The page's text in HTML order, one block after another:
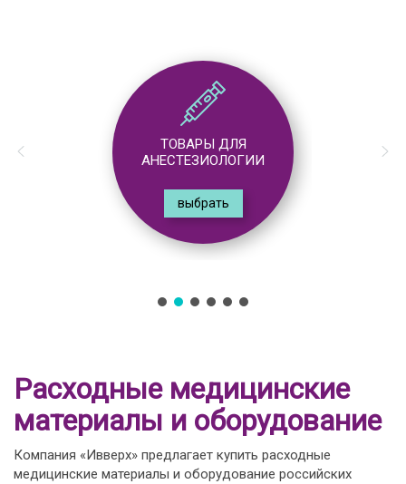
ТОВАРЫ ДЛЯ
АНЕСТЕЗИОЛОГИИ
выбрать
Расходные медицинские
материалы и оборудование
Компания «Ивверх» предлагает купить расходные
медицинские материалы и оборудование российских